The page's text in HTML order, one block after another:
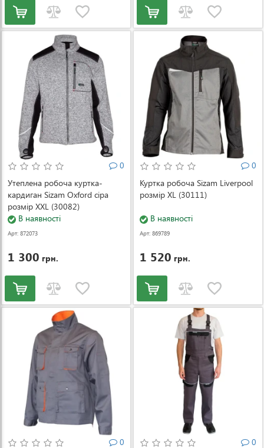
0
Утеплена робоча куртка-
кардиган Sizam Oxford сіра
розмір XXL (30082)
В наявності
Арт: 872073
1 300 грн.
0
Куртка робоча Sizam Liverpool
розмір XL (30111)
В наявності
Арт: 869789
1 520 грн.
0
0